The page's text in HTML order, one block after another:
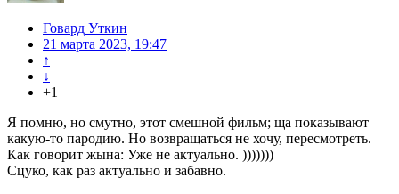
Говард Уткин
21 марта 2023, 19:47
↑
↓
+1
Я помню, но смутно, этот смешной фильм; ща показывают
какую-то пародию. Но возвращаться не хочу, пересмотреть.
Как говорит жына: Уже не актуально. )))))))
Сцуко, как раз актуально и забавно.